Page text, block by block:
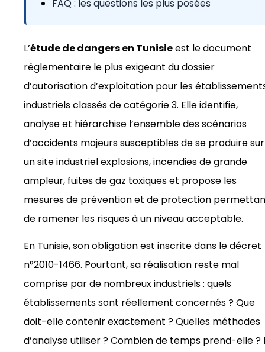
FAQ : les questions les plus posées
L’étude de dangers en Tunisieest le document
réglementaire le plus exigeant du dossier
d’autorisation d’exploitation pour les
industriels classés de catégorie 3. Elle identifie,
analyse et hiérarchise l’ensemble des scénarios
d’accidents majeurs susceptibles de se produire sur
un site industriel explosions, incendies de grande
ampleur, fuites de gaz toxiques et propose les
mesures de prévention et de protection
de ramener les risques à un niveau acceptable.
En Tunisie, son obligation est inscrite dans le décret
n°2010-1466. Pourtant, sa réalisation reste mal
comprise par de nombreux industriels : quels
établissements sont réellement concernés ? Que
doit-elle contenir exactement ? Quelles méthodes
d’analyse utiliser ? Combien de temps prend-elle ?